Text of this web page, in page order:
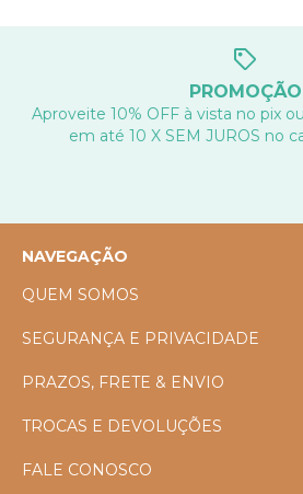
PROMOÇÃO
Aproveite 10% OFF à vista no pix
em até 10 X SEM JUROS no
NAVEGAÇÃO
QUEM SOMOS
SEGURANÇA E PRIVACIDADE
PRAZOS, FRETE & ENVIO
TROCAS E DEVOLUÇÕES
FALE CONOSCO